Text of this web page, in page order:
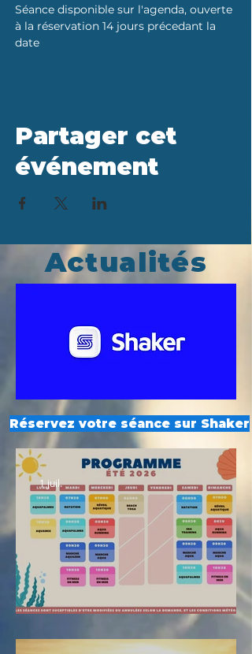
Séance disponible sur l'agenda, ouverte
à la réservation 14 jours précedant la
date
Partager cet
événement
Actualités
Réservez votre séance sur Shaker
Planning été 2026
1 juil.